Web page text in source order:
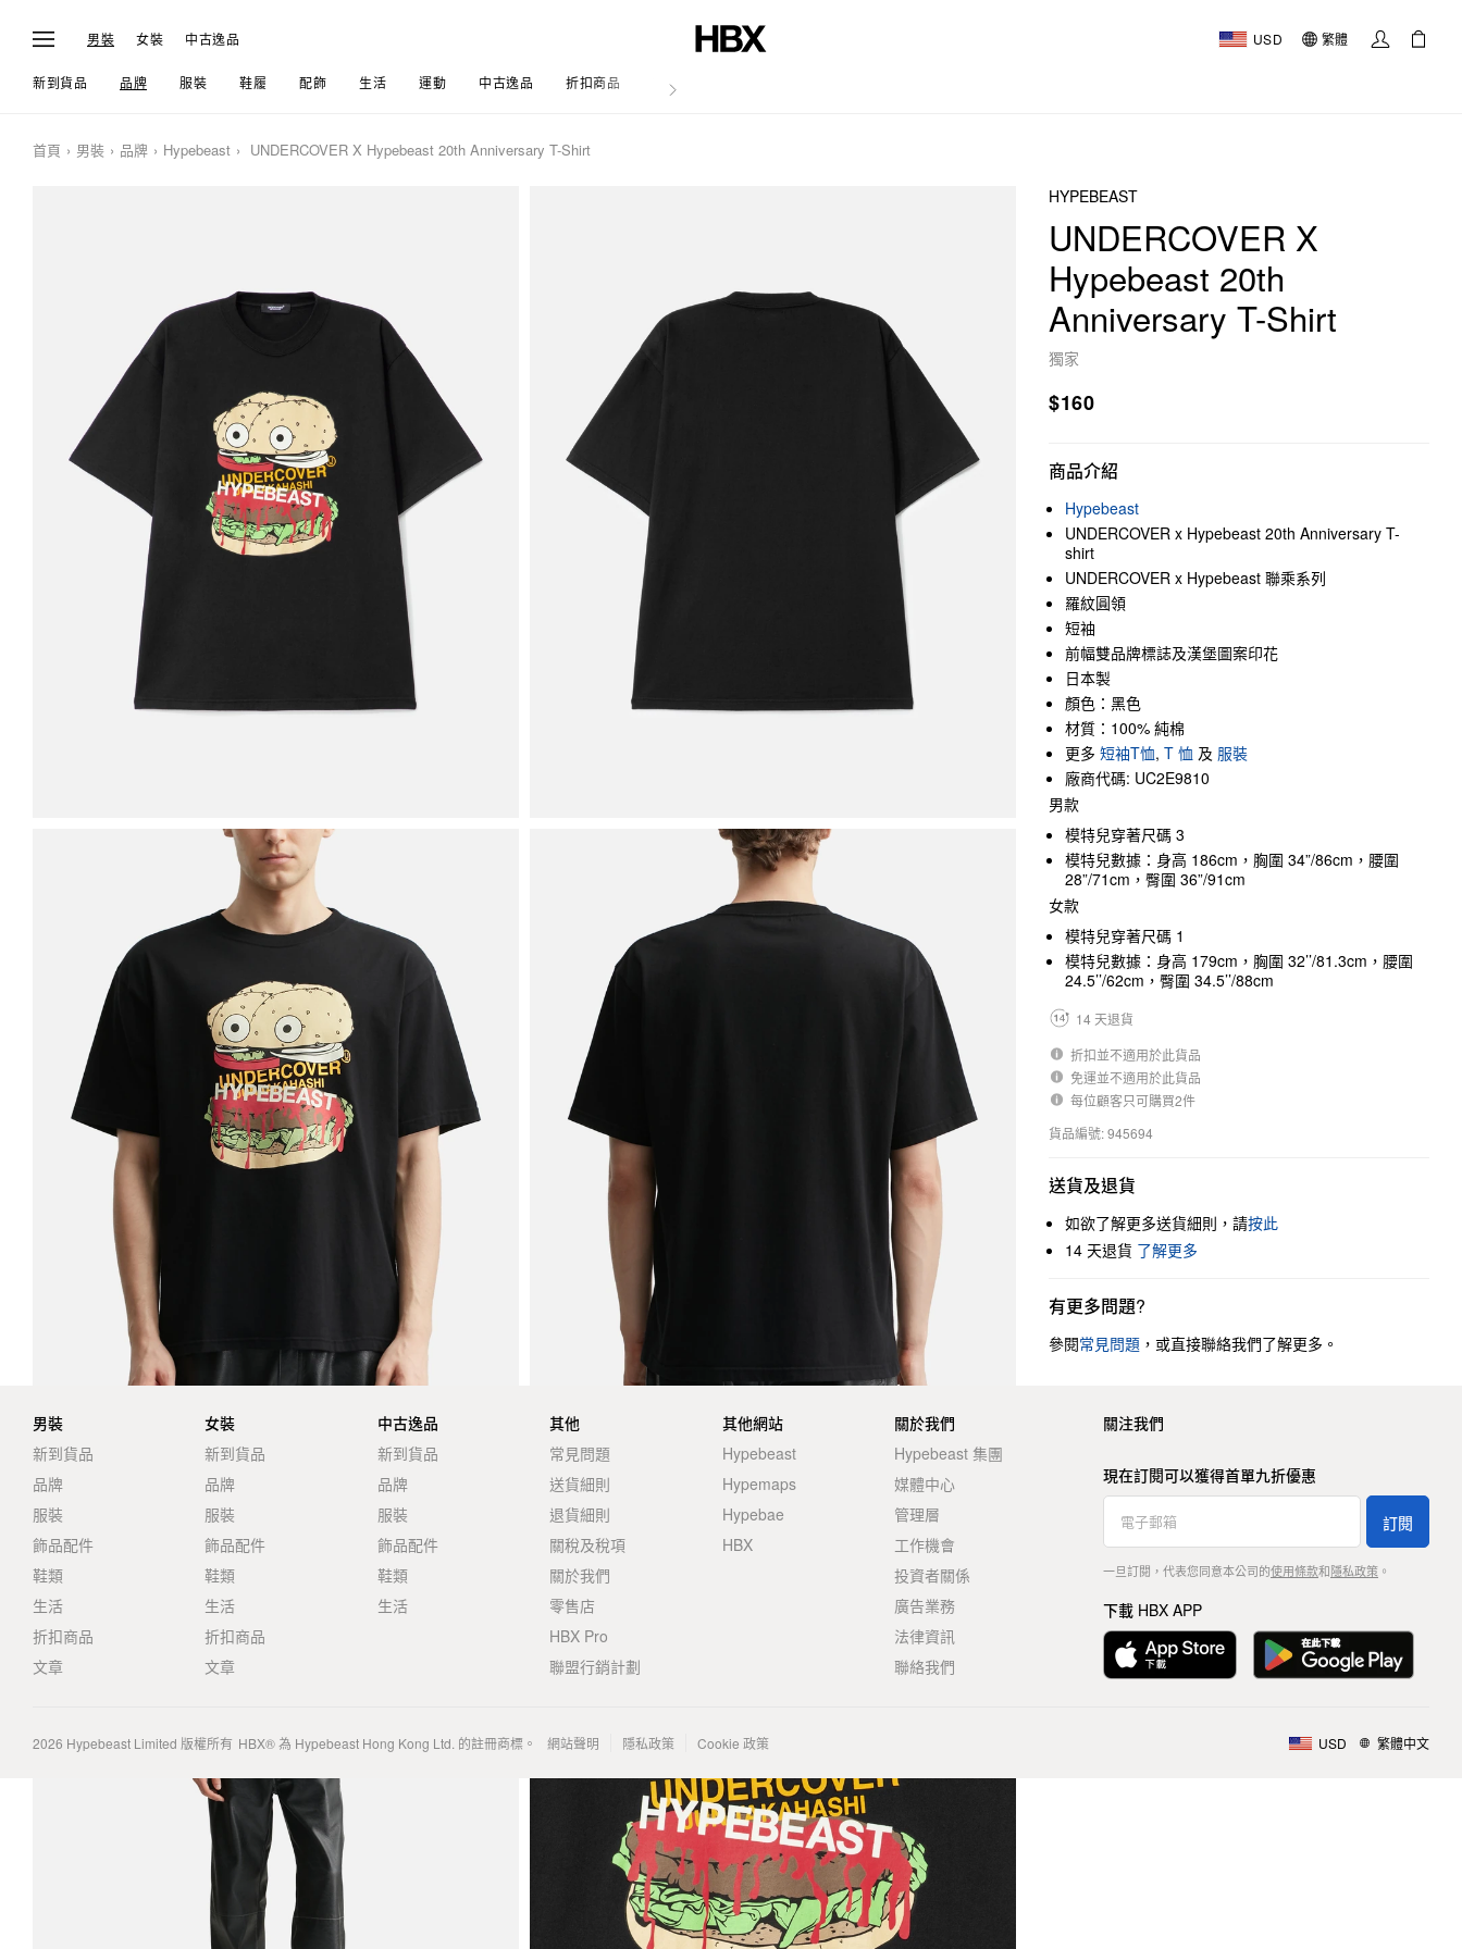
男裝 女裝 中古逸品 USD 繁體
新到貨品 品牌 服裝 鞋履 配飾 生活 運動 中古逸品 折扣商品 文章
首頁 男裝 品牌 Hypebeast UNDERCOVER X Hypebeast 20th Anniversary T-Shirt
HYPEBEAST
UNDERCOVER X
Hypebeast 20th
Anniversary T-Shirt
獨家
$160
商品介紹
Hypebeast
UNDERCOVER x Hypebeast 20th Anniversary T-
shirt
UNDERCOVER x Hypebeast 聯乘系列
羅紋圓領
短袖
前幅雙品牌標誌及漢堡圖案印花
日本製
顏色：黑色
材質：100% 純棉
更多 短袖T恤, T 恤 及 服裝
廠商代碼: UC2E9810
男款
模特兒穿著尺碼 3
模特兒數據：身高 186cm，胸圍 34”/86cm，腰圍
28”/71cm，臀圍 36”/91cm
女款
模特兒穿著尺碼 1
模特兒數據：身高 179cm，胸圍 32’’/81.3cm，腰圍
24.5’’/62cm，臀圍 34.5’’/88cm
14 天退貨
折扣並不適用於此貨品
免運並不適用於此貨品
每位顧客只可購買2件
貨品編號: 945694
送貨及退貨
如欲了解更多送貨細則，請按此
14 天退貨 了解更多
有更多問題?
參閱常見問題 ，或直接聯絡我們了解更多。
男裝
新到貨品
品牌
服裝
飾品配件
鞋類
生活
折扣商品
文章
女裝
新到貨品
品牌
服裝
飾品配件
鞋類
生活
折扣商品
文章
中古逸品
新到貨品
品牌
服裝
飾品配件
鞋類
生活
其他
常見問題
送貨細則
退貨細則
關稅及稅項
關於我們
零售店
HBX Pro
聯盟行銷計劃
其他網站
Hypebeast
Hypemaps
Hypebae
HBX
關於我們
Hypebeast 集團
媒體中心
管理層
工作機會
投資者關係
廣告業務
法律資訊
聯絡我們
關注我們
現在訂閱可以獲得首單九折優惠
訂閱
一旦訂閱，代表您同意本公司的使用條款和隱私政策。
下載 HBX APP
2026 Hypebeast Limited 版權所有 HBX® 為 Hypebeast Hong Kong Ltd. 的註冊商標。 網站聲明 隱私政策 Cookie 政策 USD 繁體中文